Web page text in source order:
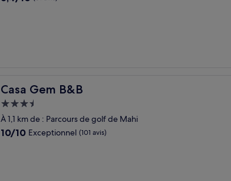
Casa Gem B&B
Casa Gem B&B
Hébergement
3.5 étoiles
À 1,1 km de : Parcours de golf de Mahi
10.0
10/10 Exceptionnel (101 avis)